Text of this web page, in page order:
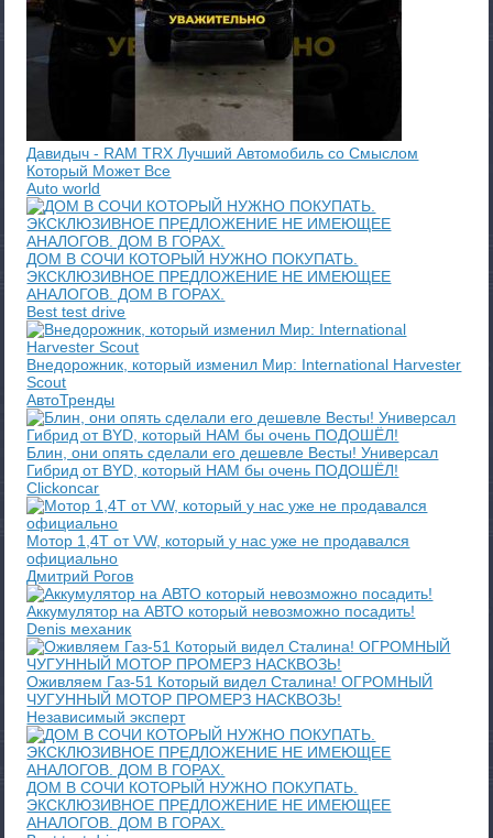
Давидыч - RAM TRX Лучший Автомобиль со Смыслом
Который Может Все
Auto world
ДОМ В СОЧИ КОТОРЫЙ НУЖНО ПОКУПАТЬ.
ЭКСКЛЮЗИВНОЕ ПРЕДЛОЖЕНИЕ НЕ ИМЕЮЩЕЕ
АНАЛОГОВ. ДОМ В ГОРАХ.
Best test drive
Внедорожник, который изменил Мир: International Harvester
Scout
АвтоТренды
Блин, они опять сделали его дешевле Весты! Универсал
Гибрид от BYD, который НАМ бы очень ПОДОШЁЛ!
Clickoncar
Мотор 1,4Т от VW, который у нас уже не продавался
официально
Дмитрий Рогов
Аккумулятор на АВТО который невозможно посадить!
Denis механик
Оживляем Газ-51 Который видел Сталина! ОГРОМНЫЙ
ЧУГУННЫЙ МОТОР ПРОМЕРЗ НАСКВОЗЬ!
Независимый эксперт
ДОМ В СОЧИ КОТОРЫЙ НУЖНО ПОКУПАТЬ.
ЭКСКЛЮЗИВНОЕ ПРЕДЛОЖЕНИЕ НЕ ИМЕЮЩЕЕ
АНАЛОГОВ. ДОМ В ГОРАХ.